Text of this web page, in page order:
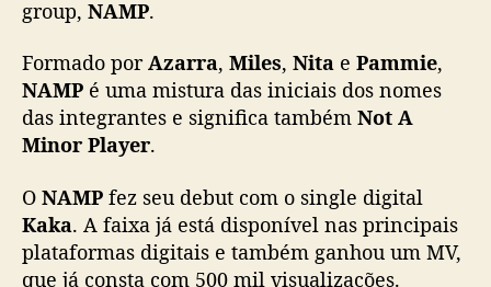
m
e
n
e
b
group, NAMP.
Formado porAzarra, Miles, Nita e Pammie,
NAMP é uma mistura das iniciais dos nomes
das integrantes e significa também Not A
Minor Player.
O NAMP fez seu debut com o single digital
Kaka. A faixa já está disponível nas principais
plataformas digitais e também ganhou um MV,
que já consta com 500 mil visualizações.